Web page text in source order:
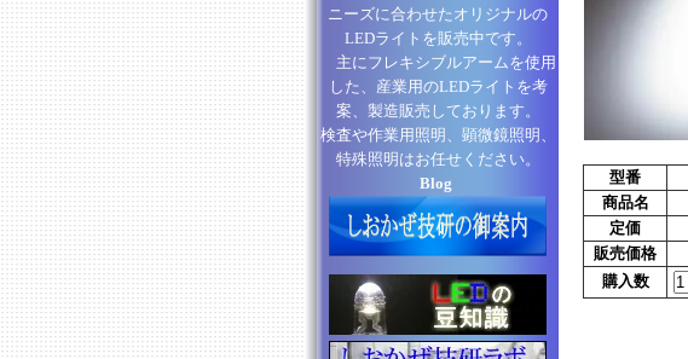
ニーズに合わせたオリジナルの
LEDライトを販売中です。
主にフレキシブルアームを使用
した、産業用のLEDライトを考
案、製造販売しております。
検査や作業用照明、顕微鏡照明、
特殊照明はお任せください。
Blog
型番
商品名
定価
販売価格
購入数